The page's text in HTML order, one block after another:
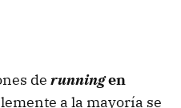
de runningen
a la mayoría se